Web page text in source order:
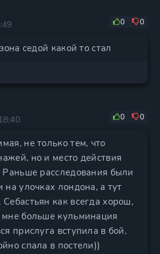
0 0
седой какой то стал
0 0
не только тем, что
но и место действия
Раньше расследования были
на улочках лондона, а тут
как всегда хорош,
больше кульминация
прислуга вступила в бой,
спала в постели))